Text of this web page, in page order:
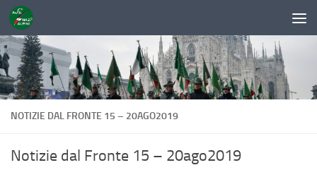
Sotto il contenuto
NOTIZIE DAL FRONTE 15 – 20AGO2019
Notizie dal Fronte 15 – 20ago2019